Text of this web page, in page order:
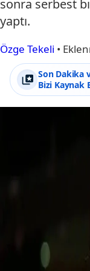
sonra serbest
yaptı.
Özge Tekeli •
Son Dakika
Bizi Kaynak